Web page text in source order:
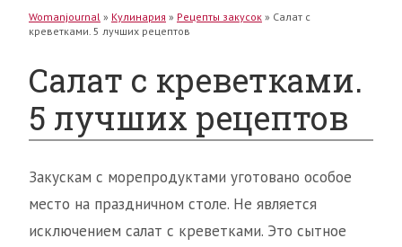
Womanjournal » Кулинария » Рецепты закусок » Салат с
креветками. 5 лучших рецептов
Салат с креветками.
5 лучших рецептов
Закускам с морепродуктами уготовано особое
место на праздничном столе. Не является
исключением салат с креветками. Это сытное